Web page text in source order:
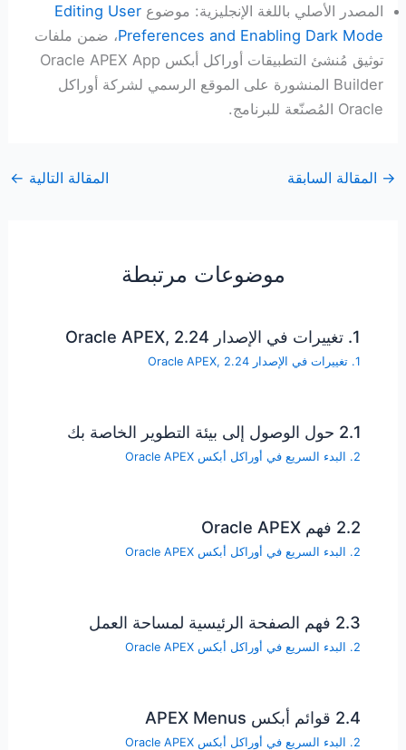
المصدر الأصلي باللغة الإنجليزية: موضوعEditing User
Preferences and Enabling Dark Mode، ضمن ملفات
توثيق مُنشئ التطبيقات أوراكل أبكس Oracle APEX App
Builder المنشورة على الموقع الرسمي لشركة أوراكل
Oracle المُصنّعة للبرنامج.
→ المقالة السابقة المقالة التالية ←
موضوعات مرتبطة
1. تغييرات في الإصدار Oracle APEX, 2.24
1. تغييرات في الإصدار Oracle APEX, 2.24
2.1 حول الوصول إلى بيئة التطوير الخاصة بك
2. البدء السريع في أوراكل أبكس Oracle APEX
2.2 فهم Oracle APEX
2. البدء السريع في أوراكل أبكس Oracle APEX
2.3 فهم الصفحة الرئيسية لمساحة العمل
2. البدء السريع في أوراكل أبكس Oracle APEX
2.4 قوائم أبكس APEX Menus
2. البدء السريع في أوراكل أبكس Oracle APEX